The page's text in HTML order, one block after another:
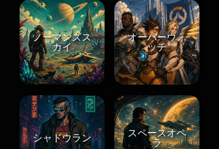
ノーマンズス
カイ
オーバーウォ
ッチ
シャドウラン
スペースオペ
ラ